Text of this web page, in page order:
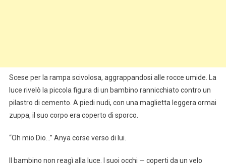
Scese per la rampa scivolosa, aggrappandosi alle rocce umide. La
luce rivelò la piccola figura di un bambino rannicchiato contro un
pilastro di cemento. A piedi nudi, con una maglietta leggera ormai
zuppa, il suo corpo era coperto di sporco.
“Oh mio Dio…” Anya corse verso di lui.
Il bambino non reagì alla luce. I suoi occhi — coperti da un velo